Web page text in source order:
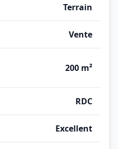
Terrain
Vente
200 m²
RDC
Excellent